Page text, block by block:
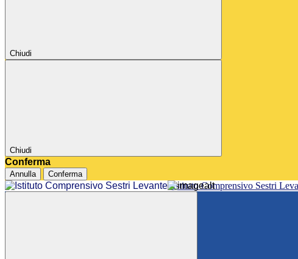
Chiudi
Chiudi
Conferma
Annulla Conferma
Istituto Comprensivo Sestri